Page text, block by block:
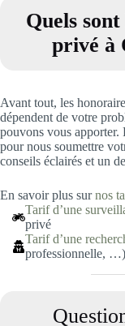
Quels
privé à
Avant tout, les
dépendent de votre
pouvons vous apporter.
pour nous soumettre
conseils éclairés et un
En savoir plus surnos
Tarif d’une
privé
Tarif d’une
professionnelle, …)